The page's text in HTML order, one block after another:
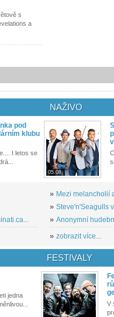
s
a
pod
klubu
I letos se
NAŽIVO
05.08.
» Mezi melancholií
» Steve'n'Seagulls
» Anonymní
» zobrazit více...
jedna
FESTIVALY
V